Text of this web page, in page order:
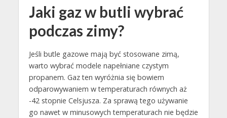
Jaki gaz w butli wybrać
podczas zimy?
Jeśli butle gazowe mają być stosowane zimą,
warto wybrać modele napełniane czystym
propanem. Gaz ten wyróżnia się bowiem
odparowywaniem w temperaturach równych aż
-42 stopnie Celsjusza. Za sprawą tego używanie
go nawet w minusowych temperaturach nie będzie